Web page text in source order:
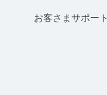
お客さまサポート